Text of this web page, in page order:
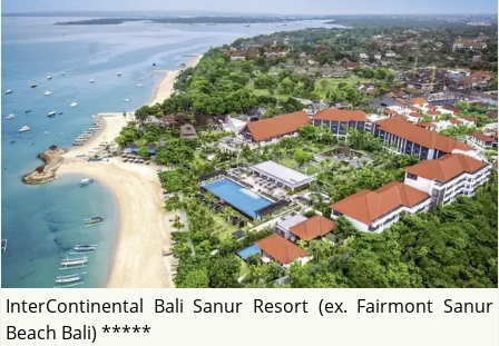
InterContinental Bali Sanur Resort (ex. Fairmont Sanur
Beach Bali) *****